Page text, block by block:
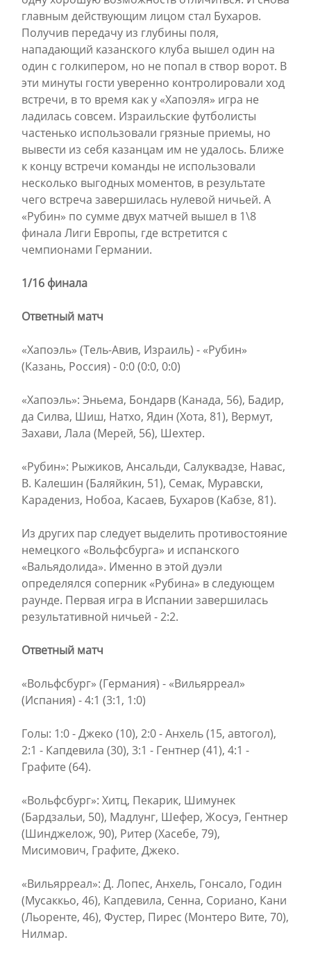
главным действующим лицом стал Бухаров.
Получив передачу из глубины поля,
нападающий казанского клуба вышел один на
один с голкипером, но не попал в створ ворот. В
эти минуты гости уверенно контролировали ход
встречи, в то время как у «Хапоэля» игра не
ладилась совсем. Израильские футболисты
частенько использовали грязные приемы, но
вывести из себя казанцам им не удалось. Ближе
к концу встречи команды не использовали
несколько выгодных моментов, в результате
чего встреча завершилась нулевой ничьей. А
«Рубин» по сумме двух матчей вышел в 1\8
финала Лиги Европы, где встретится с
чемпионами Германии.
1/16 финала
Ответный матч
«Хапоэль» (Тель-Авив, Израиль) - «Рубин»
(Казань, Россия) - 0:0 (0:0, 0:0)
«Хапоэль»: Эньема, Бондарв (Канада, 56), Бадир,
да Силва, Шиш, Натхо, Ядин (Хота, 81), Вермут,
Захави, Лала (Мерей, 56), Шехтер.
«Рубин»: Рыжиков, Ансальди, Салуквадзе, Навас,
В. Калешин (Баляйкин, 51), Семак, Муравски,
Карадениз, Нобоа, Касаев, Бухаров (Кабзе, 81).
Из других пар следует выделить противостояние
немецкого «Вольфсбурга» и испанского
«Вальядолида». Именно в этой дуэли
определялся соперник «Рубина» в следующем
раунде. Первая игра в Испании завершилась
результативной ничьей - 2:2.
Ответный матч
«Вольфсбург» (Германия) - «Вильярреал»
(Испания) - 4:1 (3:1, 1:0)
Голы: 1:0 - Джеко (10), 2:0 - Анхель (15, автогол),
2:1 - Капдевила (30), 3:1 - Гентнер (41), 4:1 -
Графите (64).
«Вольфсбург»: Хитц, Пекарик, Шимунек
(Бардзальи, 50), Мадлунг, Шефер, Жосуэ, Гентнер
(Шинджелож, 90), Ритер (Хасебе, 79),
Мисимович, Графите, Джеко.
«Вильярреал»: Д. Лопес, Анхель, Гонсало, Годин
(Мусаккьо, 46), Капдевила, Сенна, Сориано, Кани
(Льоренте, 46), Фустер, Пирес (Монтеро Вите, 70),
Нилмар.